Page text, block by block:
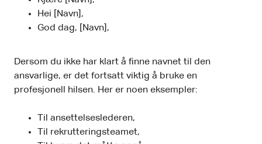
Hei [Navn],
God dag, [Navn],
Dersom du ikke har klart å finne navnet til den
ansvarlige, er det fortsatt viktig å bruke en
profesjonell hilsen. Her er noen eksempler:
Til ansettelseslederen,
Til rekrutteringsteamet,